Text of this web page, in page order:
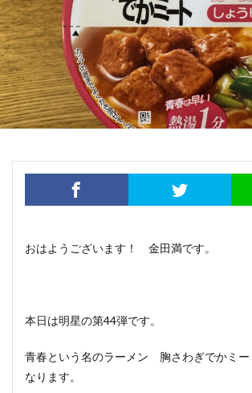
おはようございます！ 金田満です。
本日は明星の第44弾です。
青春という名のラーメン 胸さわぎでかミ
なります。